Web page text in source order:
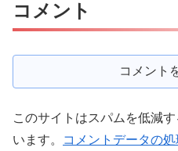
コメント
コメント
このサイトはスパムを低減
います。
コメントデータの